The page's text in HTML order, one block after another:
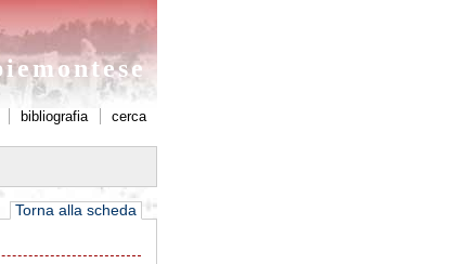
bibliografia cerca
Torna alla scheda